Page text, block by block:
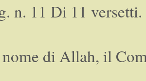
n. 11 Di 11
di Allah, il